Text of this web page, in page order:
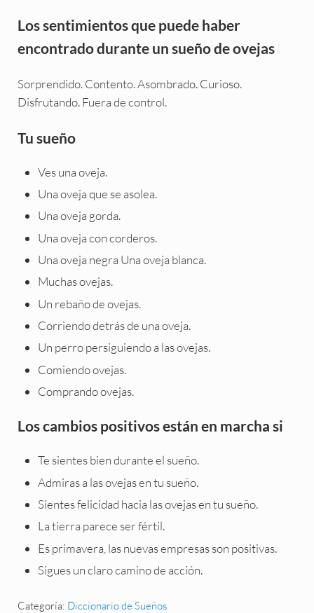
Los sentimientos que puede haber
encontrado durante un sueño de ovejas
Sorprendido. Contento. Asombrado. Curioso.
Disfrutando. Fuera de control.
Tu sueño
Ves una oveja.
Una oveja que se asolea.
Una oveja gorda.
Una oveja con corderos.
Una oveja negra Una oveja blanca.
Muchas ovejas.
Un rebaño de ovejas.
Corriendo detrás de una oveja.
Un perro persiguiendo a las ovejas.
Comiendo ovejas.
Comprando ovejas.
Los cambios positivos están en marcha si
Te sientes bien durante el sueño.
Admiras a las ovejas en tu sueño.
Sientes felicidad hacia las ovejas en tu sueño.
La tierra parece ser fértil.
Es primavera, las nuevas empresas son positivas.
Sigues un claro camino de acción.
Categoría: Diccionario de Sueños